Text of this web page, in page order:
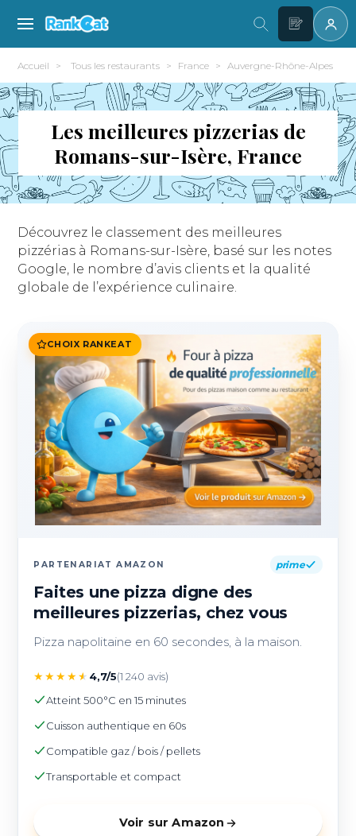
Accueil Tous les restaurants France Auvergne-Rhône-Alpes
Les meilleures pizzerias de
Romans-sur-Isère, France
Découvrez le classement des meilleures
pizzérias à Romans-sur-Isère, basé sur les notes
Google, le nombre d’avis clients et la qualité
globale de l’expérience culinaire.
CHOIX RANKEAT
PARTENARIAT AMAZON prime
Faites une pizza digne des
meilleures pizzerias, chez vous
Pizza napolitaine en 60 secondes, à la maison.
★★★★★ 4,7/5(1 240 avis)
Atteint 500°C en 15 minutes
Cuisson authentique en 60s
Compatible gaz / bois / pellets
Transportable et compact
Voir sur Amazon